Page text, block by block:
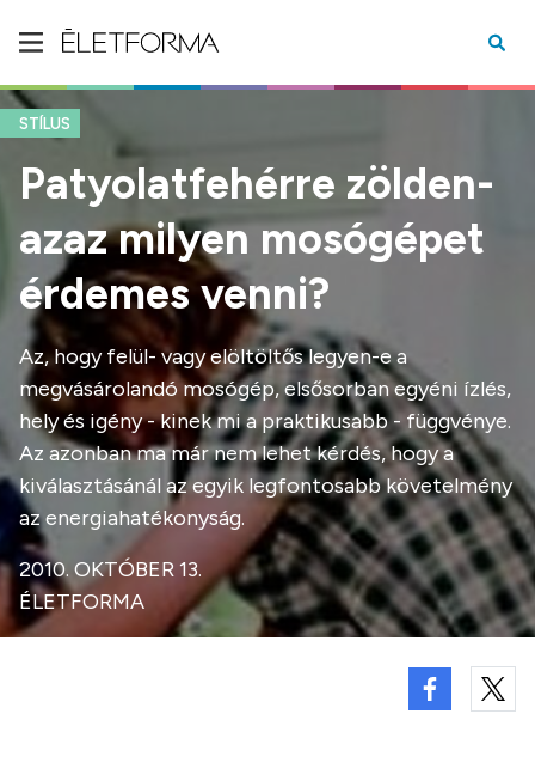
STÍLUS
Patyolatfehérre zölden-
azaz milyen mosógépet
érdemes venni?
Az, hogy felül- vagy elöltöltős legyen-e a
megvásárolandó mosógép, elsősorban egyéni ízlés,
hely és igény - kinek mi a praktikusabb - függvénye.
Az azonban ma már nem lehet kérdés, hogy a
kiválasztásánál az egyik legfontosabb követelmény
az energiahatékonyság.
2010. OKTÓBER 13.
ÉLETFORMA